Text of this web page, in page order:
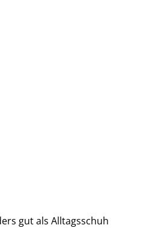
Wert ein oder
gut als Alltagsschuh